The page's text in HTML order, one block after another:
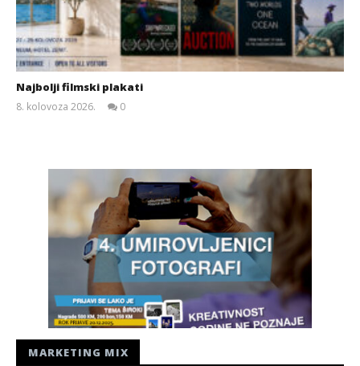
Najbolji filmski plakati
8. kolovoza 2026.
0
MARKETING MIX